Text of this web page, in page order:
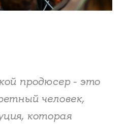
продюсер - это
человек,
которая